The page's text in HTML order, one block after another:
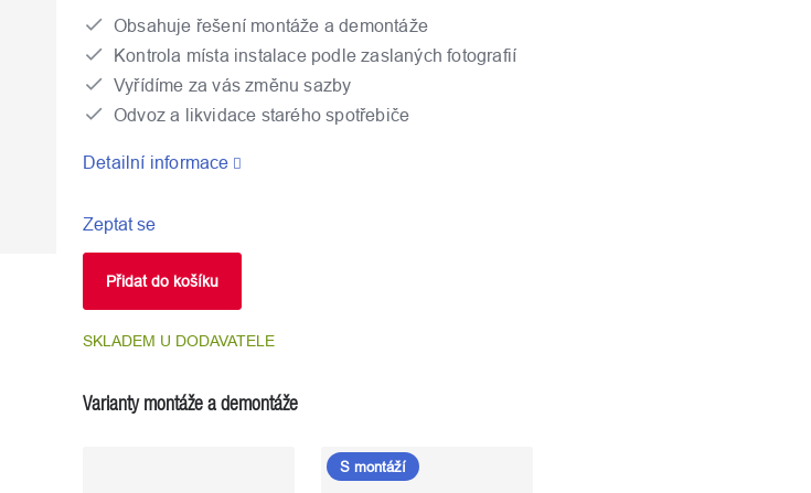
SKLADEM U DODAVATELE
Přidat do košíku
Obsahuje řešení montáže a demontáže
Kontrola místa instalace podle zaslaných fotografií
Vyřídíme za vás změnu sazby
Odvoz a likvidace starého spotřebiče
Detailní informace
Zeptat se
Varianty montáže a demontáže
S montáží